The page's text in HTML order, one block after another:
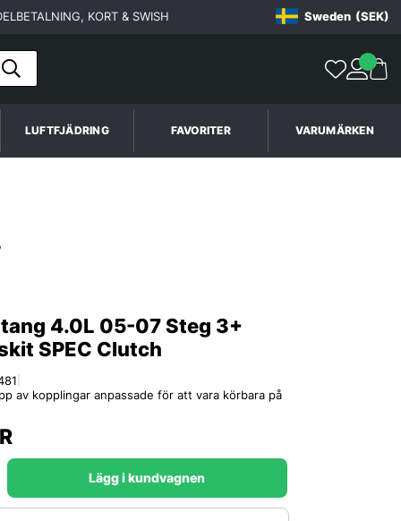
KORT & SWISH Sweden (SEK)
LUFTFJÄDRING FAVORITER VARUMÄRKEN
4.0L 05-07 Steg 3+
SPEC Clutch
av kopplingar anpassade för att vara körbara på
Lägg i kundvagnen